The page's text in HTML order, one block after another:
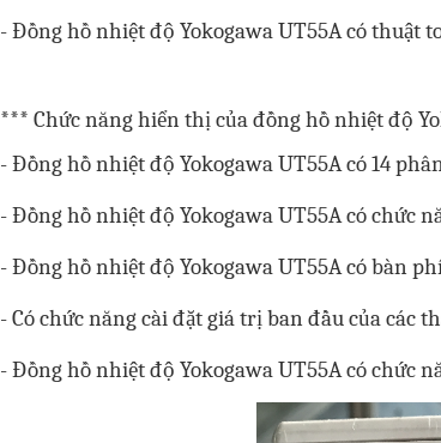
- Đồng hồ nhiệt độ Yokogawa UT55A có thuật
*** Chức năng hiển thị của đồng hồ nhiệt độ
- Đồng hồ nhiệt độ Yokogawa UT55A có 14
- Đồng hồ nhiệt độ Yokogawa UT55A có chức
- Đồng hồ nhiệt độ Yokogawa UT55A có bàn
- Có chức năng cài đặt giá trị ban đầu của các
- Đồng hồ nhiệt độ Yokogawa UT55A có chức